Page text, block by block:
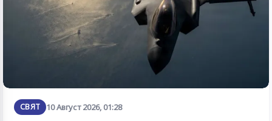
СВЯТ 10 Август 2026, 01:28